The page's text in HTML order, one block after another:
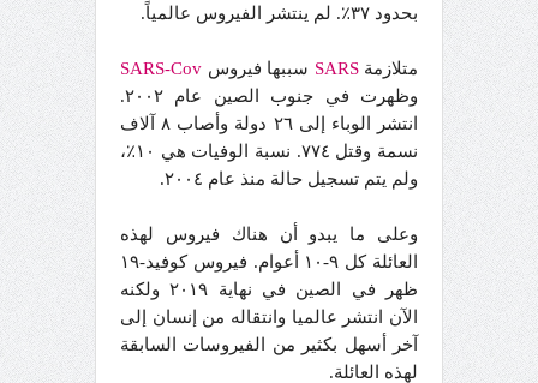
بحدود ٣٧٪. لم ينتشر الفيروس عالمياً.
متلازمةSARS سببها فيروس SARS-Cov
وظهرت في جنوب الصين عام ٢٠٠٢.
انتشر الوباء إلى ٢٦ دولة وأصاب ٨ آلاف
نسمة وقتل ٧٧٤. نسبة الوفيات هي ١٠٪،
ولم يتم تسجيل حالة منذ عام ٢٠٠٤.
وعلى ما يبدو أن هناك فيروس لهذه
العائلة كل ٩-١٠ أعوام. فيروس كوفيد-١٩
ظهر في الصين في نهاية ٢٠١٩ ولكنه
الآن انتشر عالميا وانتقاله من إنسان إلى
آخر أسهل بكثير من الفيروسات السابقة
لهذه العائلة.